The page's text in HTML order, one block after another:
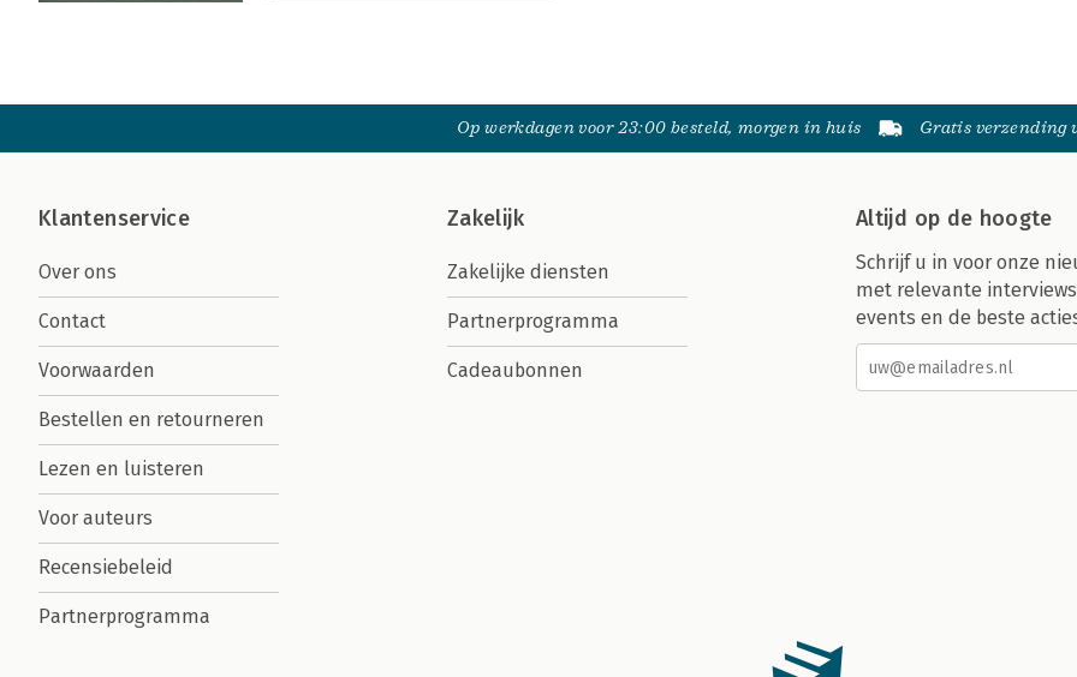
Op werkdagen voor 23:00 besteld, morgen in huis Gratis verzending
Klantenservice
Over ons
Contact
Voorwaarden
Bestellen en retourneren
Lezen en luisteren
Voor auteurs
Recensiebeleid
Partnerprogramma
Zakelijk
Zakelijke diensten
Partnerprogramma
Cadeaubonnen
Altijd op de hoogte
Schrijf u in voor onze
met relevante
events en de beste